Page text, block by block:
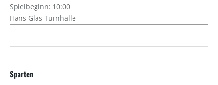
Spielbeginn: 10:00
Hans Glas Turnhalle
Sparten